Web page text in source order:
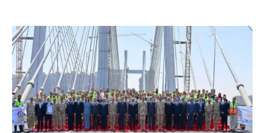
الرئيس عبد الفتاح السيسي يفتتح محور روض الفرج
وكوبري تحيا مصر